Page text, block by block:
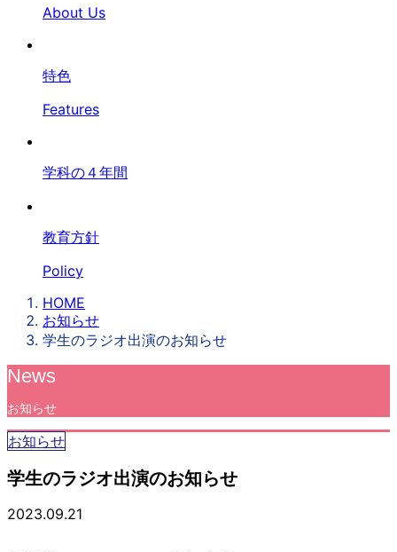
About Us
特色
Features
学科の４年間
教育方針
Policy
HOME
お知らせ
学生のラジオ出演のお知らせ
News
お知らせ
お知らせ
学生のラジオ出演のお知らせ
2023.09.21